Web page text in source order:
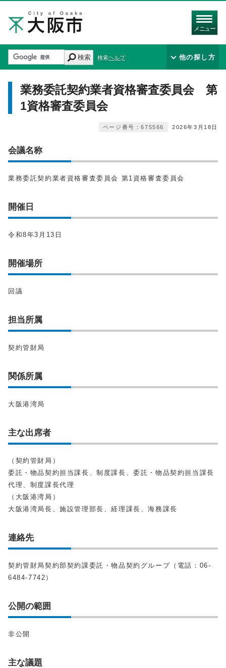
メニュー
検索 検索ヘルプ 他の探し方
業務委託契約業者資格審査委員会 第
1資格審査委員会
2026年3月18日
ページ番号：675566
会議名称
業務委託契約業者資格審査委員会 第1資格審査委員会
開催日
令和8年3月13日
開催場所
回議
担当所属
契約管財局
関係所属
大阪港湾局
主な出席者
（契約管財局）
委託・物品契約担当課長、制度課長、委託・物品契約担当課長
代理、制度課長代理
（大阪港湾局）
大阪港湾局長、施設管理部長、経理課長、海務課長
連絡先
契約管財局契約部契約課委託・物品契約グループ（電話：06-
6484-7742）
公開の範囲
非公開
主な議題